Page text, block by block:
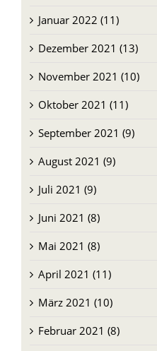
Januar 2022 (11)
Dezember 2021 (13)
November 2021 (10)
Oktober 2021 (11)
September 2021 (9)
August 2021 (9)
Juli 2021 (9)
Juni 2021 (8)
Mai 2021 (8)
April 2021 (11)
März 2021 (10)
Februar 2021 (8)